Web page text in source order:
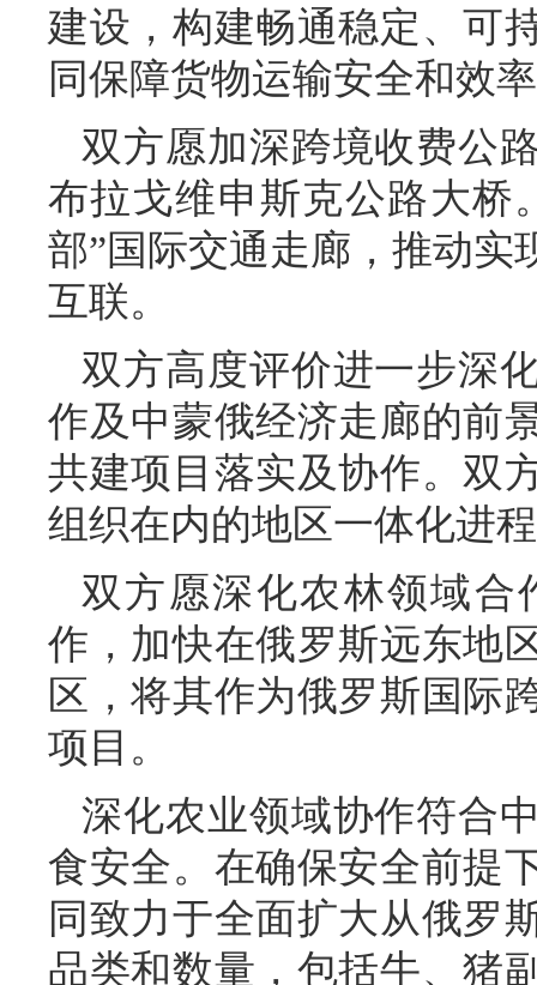
建设，构建畅通稳定、可
同保障货物运输安全和效
双方愿加深跨境收费公
布拉戈维申斯克公路大桥
部”国际交通走廊，推动实
互联。
双方高度评价进一步深
作及中蒙俄经济走廊的前
共建项目落实及协作。双
组织在内的地区一体化进
双方愿深化农林领域合
作，加快在俄罗斯远东地
区，将其作为俄罗斯国际
项目。
深化农业领域协作符合
食安全。在确保安全前提
同致力于全面扩大从俄罗
品类和数量，包括牛、猪